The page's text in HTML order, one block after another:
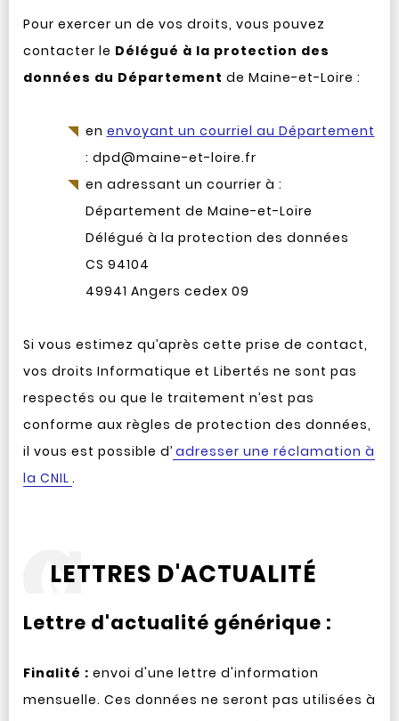
Pour exercer un de vos droits, vous pouvez
contacter le Délégué à la protection des
données du Département de Maine-et-Loire :
en envoyant un courriel au Département
: dpd@maine-et-loire.fr
en adressant un courrier à :
Département de Maine-et-Loire
Délégué à la protection des données
CS 94104
49941 Angers cedex 09
Si vous estimez qu’après cette prise de contact,
vos droits Informatique et Libertés ne sont pas
respectés ou que le traitement n’est pas
conforme aux règles de protection des données,
il vous est possible d’ adresser une réclamation à
la CNIL .
LETTRES D'ACTUALITÉ
Lettre d'actualité générique :
Finalité : envoi d'une lettre d'information
mensuelle. Ces données ne seront pas utilisées à